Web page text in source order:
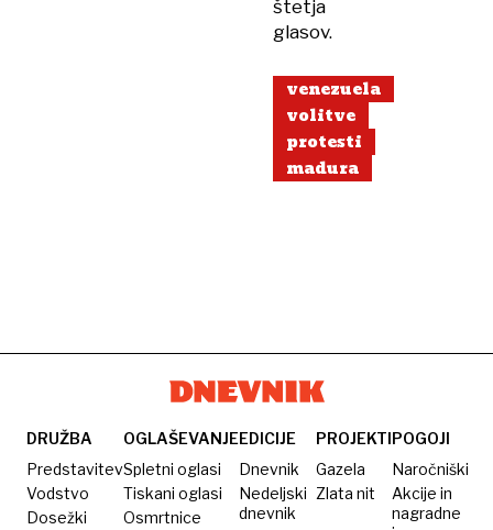
štetja
glasov.
venezuela
volitve
protesti
madura
DRUŽBA
Predstavitev
Vodstvo
Dosežki
OGLAŠEVANJE
Spletni oglasi
Tiskani oglasi
Osmrtnice
EDICIJE
Dnevnik
Nedeljski
dnevnik
PROJEKTI
Gazela
Zlata nit
POGOJI
Naročniški
Akcije in
nagradne